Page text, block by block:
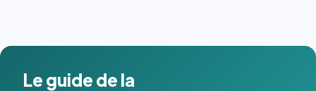
Le guide de la